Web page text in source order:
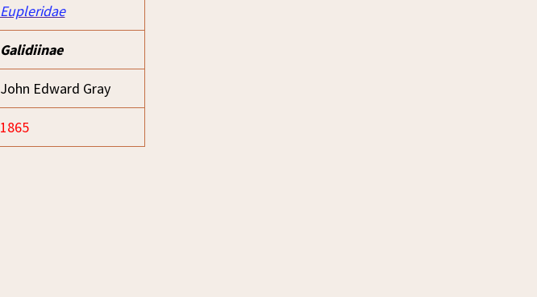
Eupleridae
Galidiinae
John Edward Gray
1865